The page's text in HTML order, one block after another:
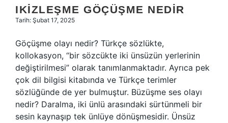
IKIZLEŞME GÖÇÜŞME NEDIR
Tarih: Şubat 17, 2025
Göçüşme olayı nedir? Türkçe sözlükte,
kollokasyon, “bir sözcükte iki ünsüzün yerlerinin
değiştirilmesi” olarak tanımlanmaktadır. Ayrıca pek
çok dil bilgisi kitabında ve Türkçe terimler
sözlüğünde de yer bulmuştur. Büzüşme ses olayı
nedir? Daralma, iki ünlü arasındaki sürtünmeli bir
sesin kaynaşıp tek ünlüye dönüşmesidir. Ünsüz